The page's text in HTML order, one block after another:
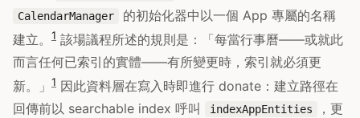
CalendarManager
的初始化器中以一個 App 專屬的名稱
建立。
1 該場議程所述的規則是：「每當行事曆——或就此
而言任何已索引的實體——有所變更時，索引就必須更
新。」 1 因此資料層在寫入時即進行 donate：建立路徑在
回傳前以 searchable index 呼叫
indexAppEntities
，更